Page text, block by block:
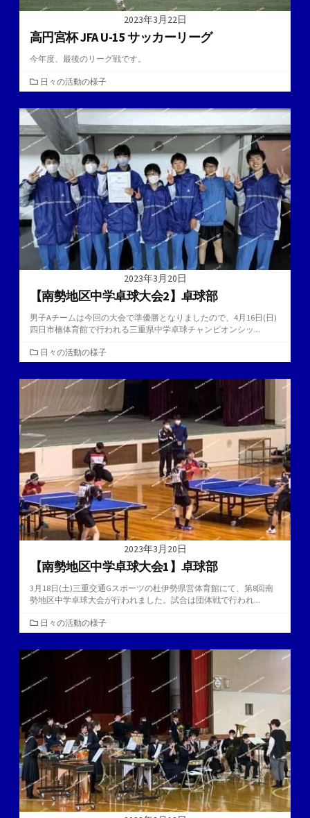
2023年3月22日
高円宮杯 JFA U-15 サッカーリーグ
今年度、最後のリーグ戦です。
カ
テ
ゴ
ー
日々の活動の様子
2023年3月20日
【南勢地区中学卓球大会2】卓球部
男子Aチームは今回の大会で準優勝となりましたので、4月16日(日)
四日市楠体育館で行われる三重県中学卓球チャンピオンシッ...
カ
テ
ゴ
日々の活動の様子
2023年3月20日
【南勢地区中学卓球大会1】卓球部
3月18日(土)三重交通Gスポーツの杜伊勢県営体育館にて、第8回南
勢地区中学卓球大会が行われました。試合は団体戦で行われ...
カ
テ
ゴ
ー
日々の活動の様子